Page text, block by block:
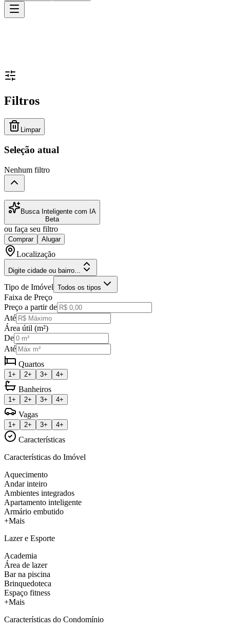
Filtros
Limpar
Seleção atual
Nenhum filtro
Busca Inteligente com IA
Beta
ou faça seu filtro
Comprar Alugar
Localização
Digite cidade ou bairro...
Tipo de Imóvel Todos os tipos
Faixa de Preço
Preço a partir de
Até
Área útil (m²)
De
Até
Quartos
1+ 2+ 3+ 4+
Banheiros
1+ 2+ 3+ 4+
Vagas
1+ 2+ 3+ 4+
Características
Características do Imóvel
Aquecimento
Andar inteiro
Ambientes integrados
Apartamento inteligente
Armário embutido
+Mais
Lazer e Esporte
Academia
Área de lazer
Bar na piscina
Brinquedoteca
Espaço fitness
+Mais
Características do Condomínio